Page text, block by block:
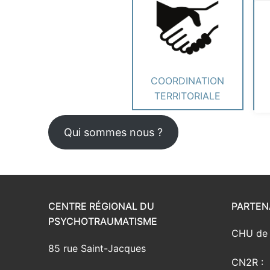
Exercices
COORDINATION
TERRITORIALE
Qui sommes nous ?
CENTRE RÉGIONAL DU
PSYCHOTRAUMATISME
85 rue Saint-Jacques
CHU
CN2R :